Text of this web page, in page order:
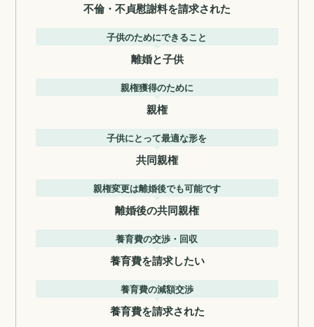
不倫・不貞慰謝料を請求された
子供のためにできること
離婚と子供
親権獲得のために
親権
子供にとって最適な形を
共同親権
親権変更は離婚後でも可能です
離婚後の共同親権
養育費の交渉・回収
養育費を請求したい
養育費の減額交渉
養育費を請求された